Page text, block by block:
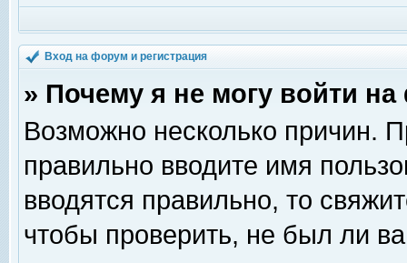
Вход на форум и регистрация
» Почему я не могу войти
Возможно несколько причин.
правильно вводите имя
вводятся правильно, то
чтобы проверить, не был ли